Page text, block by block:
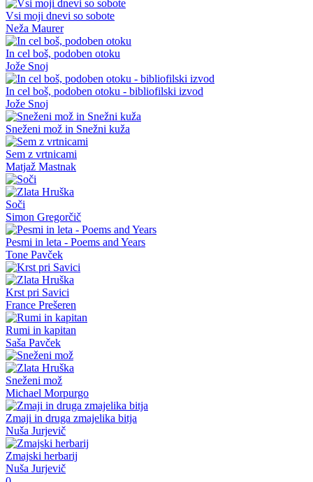
Vsi moji dnevi so sobote
Neža Maurer
In cel boš, podoben otoku
Jože Snoj
In cel boš, podoben otoku - bibliofilski izvod
Jože Snoj
Sneženi mož in Snežni kuža
Sem z vrtnicami
Matjaž Mastnak
Soči
Simon Gregorčič
Pesmi in leta - Poems and Years
Tone Pavček
Krst pri Savici
France Prešeren
Rumi in kapitan
Saša Pavček
Sneženi mož
Michael Morpurgo
Zmaji in druga zmajelika bitja
Nuša Jurjevič
Zmajski herbarij
Nuša Jurjevič